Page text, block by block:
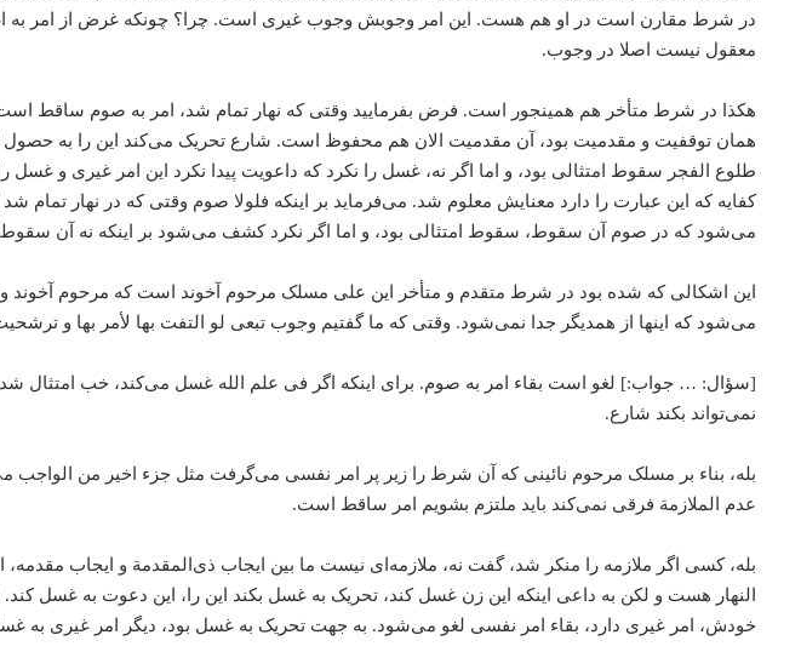
در شرط مقارن است در او هم هست. این امر وجوبش وجوب غیری است. چرا؟ چونکه غرض از امر به
معقول نیست اصلا در وجوب.
هکذا در شرط متأخر هم همینجور است. فرض بفرمایید وقتی که نهار تمام شد، امر به صوم ساقط است‌
همان توقفیت و مقدمیت بود، آن مقدمیت الان هم محفوظ است. شارع تحریک می‌‌کند این را به
طلوع الفجر سقوط امتثالی بود، و اما اگر نه، غسل را نکرد که داعویت پیدا نکرد این امر غیری
کفایه که این عبارت را دارد معنایش معلوم شد. می‌‌فرماید بر اینکه فلولا صوم وقتی که در نهار
می‌‌شود که در صوم آن سقوط، سقوط امتثالی بود، و اما اگر نکرد ‌کشف می‌‌شود بر اینکه نه ‌آن
این اشکالی که شده بود در شرط متقدم و متأخر این علی مسلک مرحوم آخوند است که مرحوم
می‌‌شود که اینها از همدیگر جدا نمی‌شود. وقتی که ما گفتیم وجوب تبعی لو التفت بها لأمر بها و
[سؤال: … جواب:] لغو است بقاء امر به صوم. برای اینکه اگر فی علم الله غسل می‌‌کند، خب امتثال
نمی‌تواند بکند شارع.
بله، بناء بر مسلک مرحوم نائینی که آن شرط را زیر پر امر نفسی می‌‌گرفت مثل جزء اخیر من
عدم الملازمة فرقی نمی‌کند باید ملتزم بشویم امر ساقط است.
بله، کسی اگر ملازمه را منکر شد، گفت نه، ‌ملازمه‌ای نیست ما بین ایجاب ذی‌المقدمة و ایجاب
النهار هست و لکن به داعی اینکه این زن غسل کند، ‌تحریک به غسل بکند این را، این دعوت به غسل کند.
خودش، امر غیری دارد، بقاء امر نفسی لغو می‌‌شود. به جهت تحریک به غسل بود، دیگر امر غیری به غسل